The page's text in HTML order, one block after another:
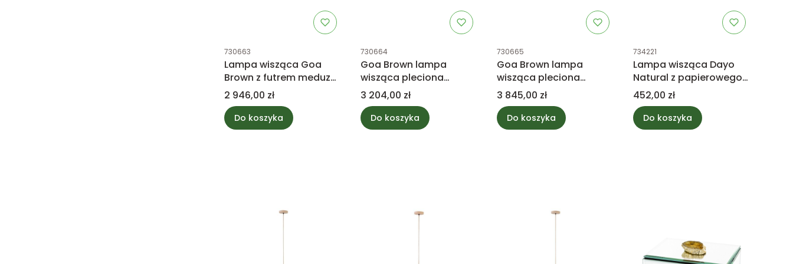
Kod produktu
730663
Lampa wisząca Goa
Brown z futrem meduza
L PTMD Collection
Cena
2 946,00 zł
Do koszyka
Kod produktu
730664
Goa Brown lampa
wisząca pleciona
meduza S PTMD
Collection
Cena
3 204,00 zł
Do koszyka
Kod produktu
730665
Goa Brown lampa
wisząca pleciona
meduza L PTMD
Collection
Cena
3 845,00 zł
Do koszyka
Kod produktu
734221
Lampa wisząca Dayo
Natural z papierowego
sznurka, otwarta,
okrągła PTMD Collection
Cena
452,00 zł
Do koszyka